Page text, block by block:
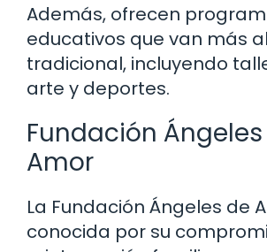
Además, ofrecen
educativos que van más
tradicional, incluyendo
arte y deportes.
Fundación
Amor
La Fundación Ángeles de
conocida por su